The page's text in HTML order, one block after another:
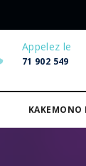
Appelez le
71 902 549
KAKEMONO